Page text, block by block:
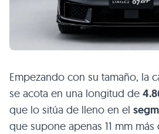
Empezando con su tamaño, la
se acota en una longitud de
que lo sitúa de lleno en el
que supone apenas 11 mm